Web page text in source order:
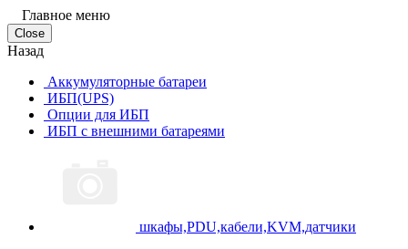
Главное меню
Close
Назад
Аккумуляторные батареи
ИБП(UPS)
Опции для ИБП
ИБП с внешними батареями
шкафы,PDU,кабели,KVM,датчики